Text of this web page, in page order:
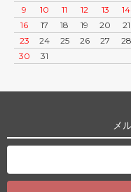
9
10 11 12 13 14
16
17 18 19 20 21
23
24 25 26 27 28
30
31
メ